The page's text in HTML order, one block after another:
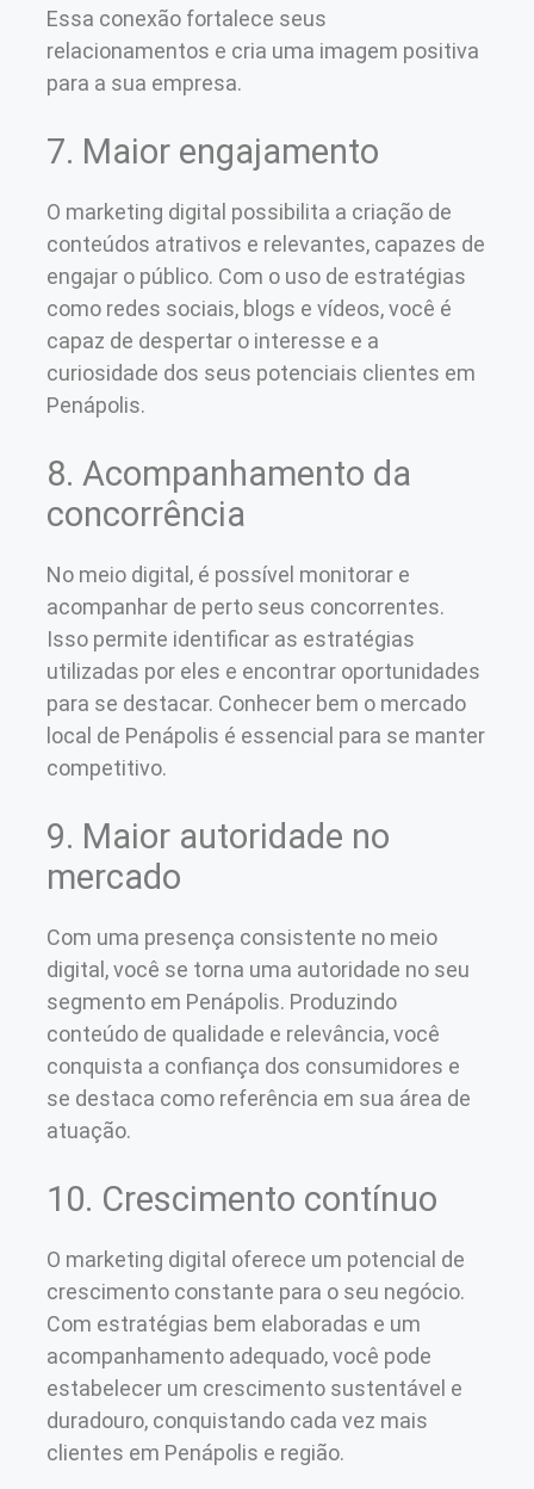
Essa conexão fortalece seus
relacionamentos e cria uma imagem positiva
para a sua empresa.
7. Maior engajamento
O marketing digital possibilita a criação de
conteúdos atrativos e relevantes, capazes de
engajar o público. Com o uso de estratégias
como redes sociais, blogs e vídeos, você é
capaz de despertar o interesse e a
curiosidade dos seus potenciais clientes em
Penápolis.
8. Acompanhamento da
concorrência
No meio digital, é possível monitorar e
acompanhar de perto seus concorrentes.
Isso permite identificar as estratégias
utilizadas por eles e encontrar oportunidades
para se destacar. Conhecer bem o mercado
local de Penápolis é essencial para se manter
competitivo.
9. Maior autoridade no
mercado
Com uma presença consistente no meio
digital, você se torna uma autoridade no seu
segmento em Penápolis. Produzindo
conteúdo de qualidade e relevância, você
conquista a confiança dos consumidores e
se destaca como referência em sua área de
atuação.
10. Crescimento contínuo
O marketing digital oferece um potencial de
crescimento constante para o seu negócio.
Com estratégias bem elaboradas e um
acompanhamento adequado, você pode
estabelecer um crescimento sustentável e
duradouro, conquistando cada vez mais
clientes em Penápolis e região.